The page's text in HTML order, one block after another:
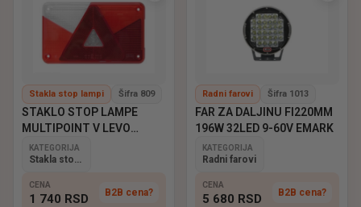
Stakla stop lampi Šifra 809
STAKLO STOP LAMPE
MULTIPOINT V LEVO
ASPOCK
KATEGORIJA
CENA
1 740 RSD B2B cena?
Radni farovi Šifra 1013
FAR ZA DALJINU FI220MM
196W 32LED 9-60V EMARK
KATEGORIJA
Radni farovi
CENA
5 680 RSD B2B cena?